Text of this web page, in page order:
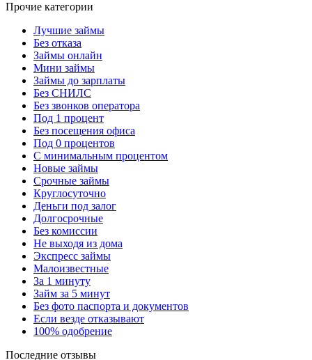
Прочие категории
Лучшие займы
Без отказа
Займы онлайн
Мини займы
Займы до зарплаты
Без СНИЛС
Без звонков оператора
Под 1 процент
Без посещения офиса
Под 0 процентов
С минимальным процентом
Новые займы
Срочные займы
Круглосуточно
Деньги под залог
Долгосрочные
Без комиссии
Не выходя из дома
Экспресс займы
Малоизвестные
За 1 минуту
Займ за 5 минут
Без фото паспорта и документов
Если везде отказывают
100% одобрение
Последние отзывы